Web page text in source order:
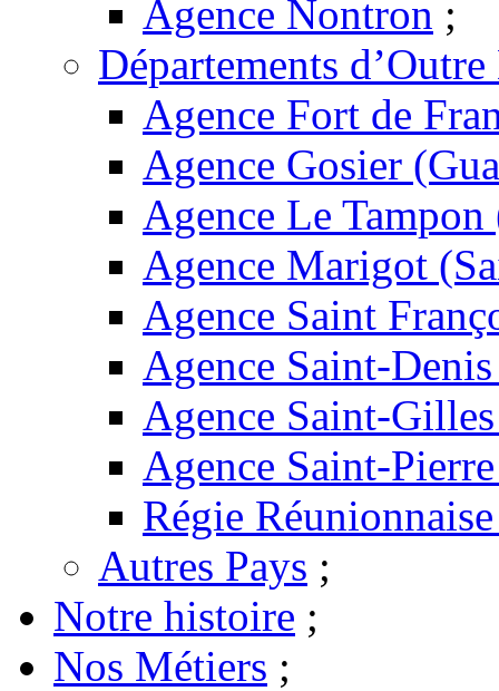
Agence Nontron ;
Départements
Agence Fort de
Agence Gosier
Agence Le
Agence Marigot
Agence Saint
Agence Saint-
Agence Saint-
Agence Saint-
Régie
Autres Pays ;
Notre histoire ;
Nos Métiers ;